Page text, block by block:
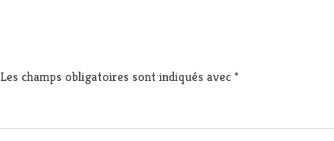
Les champs obligatoires sont indiqués avec*